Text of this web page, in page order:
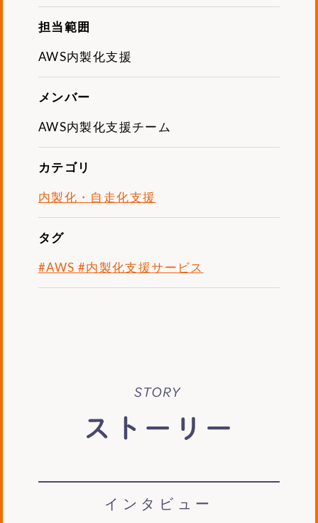
担当範囲
AWS内製化支援
メンバー
AWS内製化支援チーム
カテゴリ
内製化・自走化支援
タグ
#AWS #内製化支援サービス
インタビュー